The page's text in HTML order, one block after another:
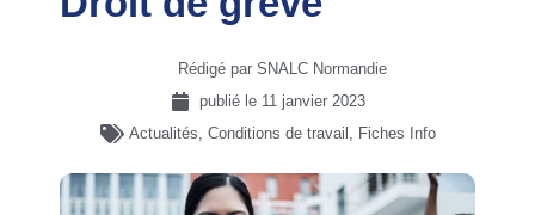
Rédigé par SNALC Normandie
publié le 11 janvier 2023
Actualités, Conditions de travail , Fiches Info